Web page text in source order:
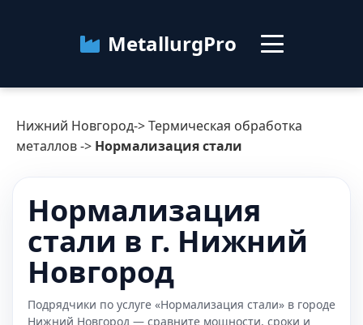
MetallurgPro
Нижний Новгород
Категории
О сервисе Контакты
Нижний Новгород->Термическая обработка
металлов-> Нормализация стали
Нормализация
стали в г. Нижний
Новгород
Подрядчики по услуге «Нормализация стали» в городе
Нижний Новгород — сравните мощности, сроки и